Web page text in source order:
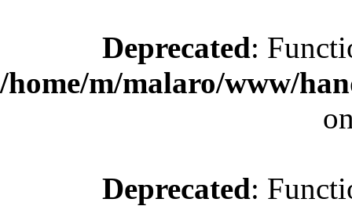
Deprecated:
/home/m/malaro/www/
Deprecated: